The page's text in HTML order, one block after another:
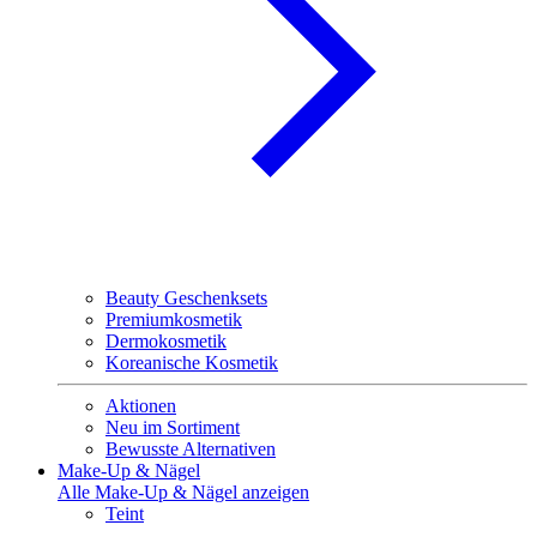
Beauty Geschenksets
Premiumkosmetik
Dermokosmetik
Koreanische Kosmetik
Aktionen
Neu im Sortiment
Bewusste Alternativen
Make-Up & Nägel
Alle Make-Up & Nägel anzeigen
Teint